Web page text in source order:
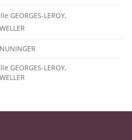
GEORGES-LEROY,
GEORGES-LEROY,